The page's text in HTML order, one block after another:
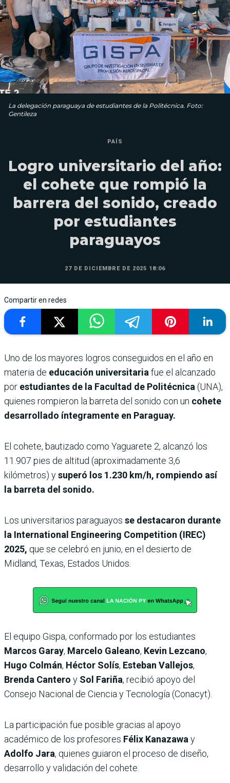
La delegación paraguaya de estudiantes de la Politécnica. Foto:
Gentileza
PAÍS
Logro universitario del año:
el cohete que rompió la
barrera del sonido, creado
por estudiantes
paraguayos
27 DE DICIEMBRE DE 2025 18:06
Compartir en redes
Uno de los mayores logros conseguidos en el año en
materia de educación universitaria fue el alcanzado
por estudiantes de la Facultad de Politécnica (UNA),
quienes rompieron la barreta del sonido con un cohete
desarrollado íntegramente en Paraguay.
El cohete, bautizado como Yaguarete 2, alcanzó los
11.907 pies de altitud (aproximadamente 3,6
kilómetros) ysuperó los 1.230 km/h, rompiendo así
la barreta del sonido.
Los universitarios paraguayos se destacaron durante
la International Engineering Competition (IREC)
2025, que se celebró en junio, en el desierto de
Midland, Texas, Estados Unidos.
El equipo Gispa, conformado por los estudiantes
Marcos Garay, Marcelo Galeano, Kevin Lezcano,
Hugo Colmán, Héctor Solís, Esteban Vallejos,
Brenda Cantero y Sol Fariña, recibió apoyo del
Consejo Nacional de Ciencia y Tecnología (Conacyt).
La participación fue posible gracias al apoyo
académico de los profesores Félix Kanazawa y
Adolfo Jara, quienes guiaron el proceso de diseño,
desarrollo y validación del cohete.